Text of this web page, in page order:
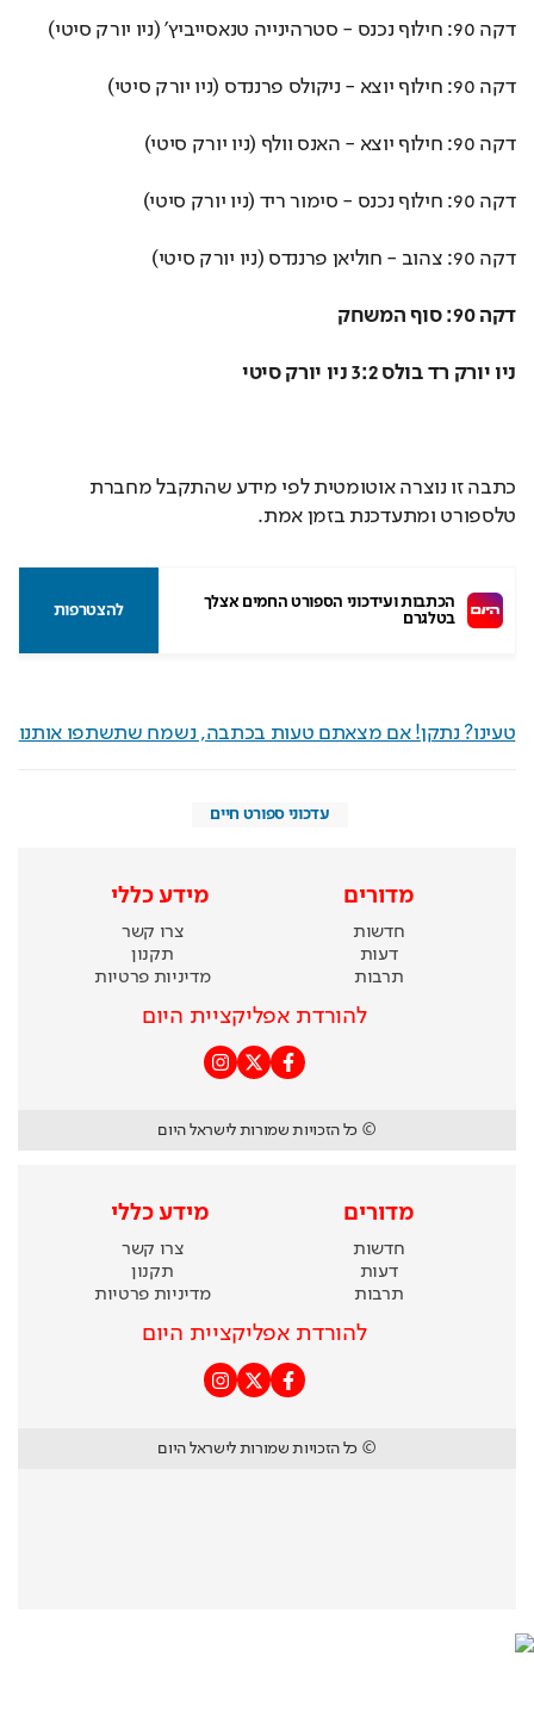
דקה 90: חילוף נכנס - סטרהינייה טנאסייביץ' (ניו יורק סיטי)
דקה 90: חילוף יוצא - ניקולס פרננדס (ניו יורק סיטי)
דקה 90: חילוף יוצא - האנס וולף (ניו יורק סיטי)
דקה 90: חילוף נכנס - סימור ריד (ניו יורק סיטי)
דקה 90: צהוב - חוליאן פרננדס (ניו יורק סיטי)
דקה 90: סוף המשחק
ניו יורק רד בולס 3:2 ניו יורק סיטי
כתבה זו נוצרה אוטומטית לפי מידע שהתקבל מחברת
טלספורט ומתעדכנת בזמן אמת.
בטלגרם
להצטרפות
טעינו? נתקן! אם מצאתם טעות בכתבה, נשמח שתשתפו אותנו
עדכוני ספורט חיים
מדורים
חדשות
דעות
תרבות
מידע כללי
צרו קשר
תקנון
מדיניות פרטיות
להורדת אפליקציית היום
© כל הזכויות שמורות לישראל היום
מדורים
חדשות
דעות
תרבות
מידע כללי
צרו קשר
תקנון
מדיניות פרטיות
להורדת אפליקציית היום
© כל הזכויות שמורות לישראל היום